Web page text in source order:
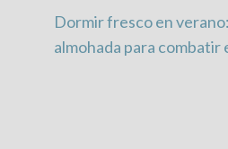
Dormir fresco en
almohada para combatir